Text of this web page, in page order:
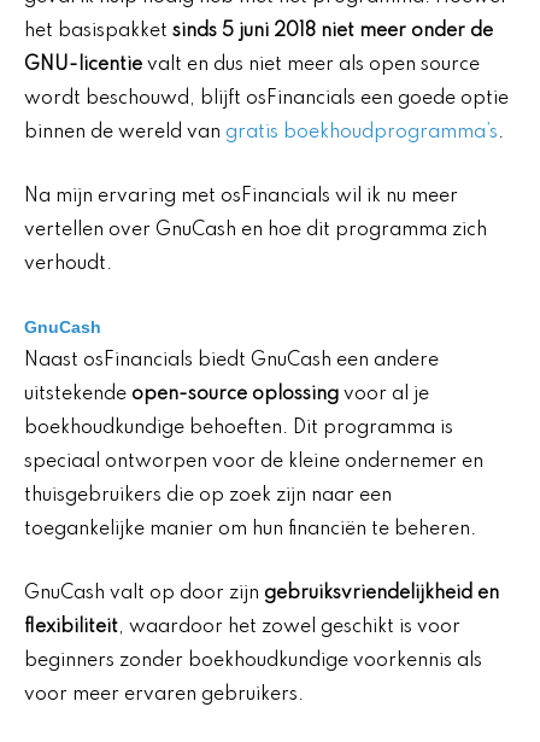
het basispakket sinds 5 juni 2018 niet meer onder de
GNU-licentie valt en dus niet meer als open source
wordt beschouwd, blijft osFinancials een goede optie
binnen de wereld van gratis boekhoudprogramma’s.
Na mijn ervaring met osFinancials wil ik nu meer
vertellen over GnuCash en hoe dit programma zich
verhoudt.
GnuCash
Naast osFinancials biedt GnuCash een andere
uitstekende open-source oplossing voor al je
boekhoudkundige behoeften. Dit programma is
speciaal ontworpen voor de kleine ondernemer en
thuisgebruikers die op zoek zijn naar een
toegankelijke manier om hun financiën te beheren.
GnuCash valt op door zijn gebruiksvriendelijkheid en
flexibiliteit, waardoor het zowel geschikt is voor
beginners zonder boekhoudkundige voorkennis als
voor meer ervaren gebruikers.